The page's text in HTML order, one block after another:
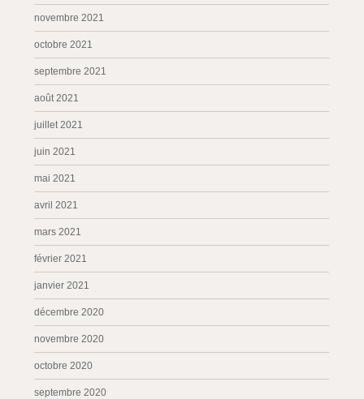
novembre 2021
octobre 2021
septembre 2021
août 2021
juillet 2021
juin 2021
mai 2021
avril 2021
mars 2021
février 2021
janvier 2021
décembre 2020
novembre 2020
octobre 2020
septembre 2020